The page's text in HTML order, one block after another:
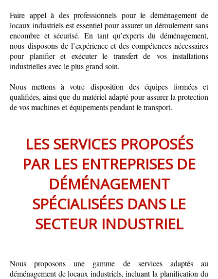
Faire appel à des professionnels pour le déménagement de
locaux industriels est essentiel pour assurer un déroulement sans
encombre et sécurisé. En tant qu’experts du déménagement,
nous disposons de l’expérience et des compétences nécessaires
pour planifier et exécuter le transfert de vos installations
industrielles avec le plus grand soin.
Nous mettons à votre disposition des équipes formées et
qualifiées, ainsi que du matériel adapté pour assurer la protection
de vos machines et équipements pendant le transport.
LES SERVICES PROPOSÉS
PAR LES ENTREPRISES DE
DÉMÉNAGEMENT
SPÉCIALISÉES DANS LE
SECTEUR INDUSTRIEL
Nous proposons une gamme de services adaptés au
déménagement de locaux industriels, incluant la planification du